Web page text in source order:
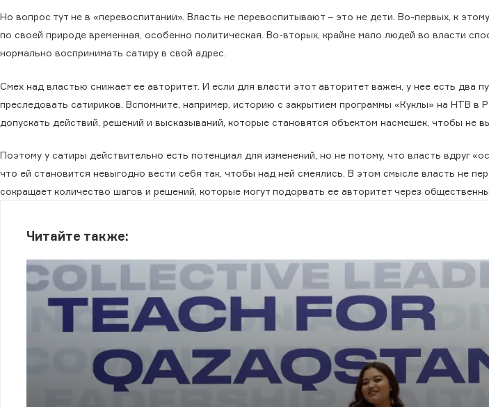
Но вопрос тут не в «перевоспитании». Власть не перевоспитывают – это не дети. Во-первых, к
по своей природе временная, особенно политическая. Во-вторых, крайне мало людей во власти
нормально воспринимать сатиру в свой адрес.
Смех над властью снижает ее авторитет. И если для власти этот авторитет важен, у нее есть два
преследовать сатириков. Вспомните, например, историю с закрытием программы «Куклы» на НТВ в
допускать действий, решений и высказываний, которые становятся объектом насмешек, чтобы не
Поэтому у сатиры действительно есть потенциал для изменений, но не потому, что власть вдруг
что ей становится невыгодно вести себя так, чтобы над ней смеялись. В этом смысле власть не
сокращает количество шагов и решений, которые могут подорвать ее авторитет через
Читайте также: